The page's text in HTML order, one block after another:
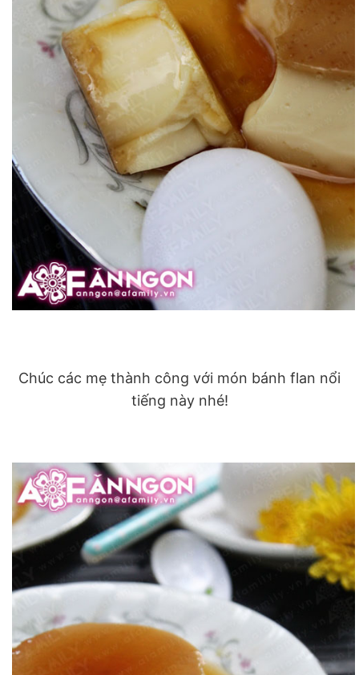
Chúc các mẹ thành công với món bánh flan nổi
tiếng này nhé!